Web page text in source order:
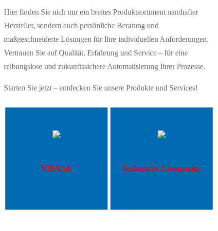
Hier finden Sie nich nur ein breites Produktsortiment namhafter
Hersteller, sondern auch persönliche Beratung und
maßgeschneiderte Lösungen für Ihre individuellen Anforderungen.
Vertrauen Sie auf Qualität, Erfahrung und Service – für eine
reibungslose und zukunftssichere Automatisierung Ihrer Prozesse.
Starten Sie jetzt – entdecken Sie unsere Produkte und Services!
VBASE Industrie Computer